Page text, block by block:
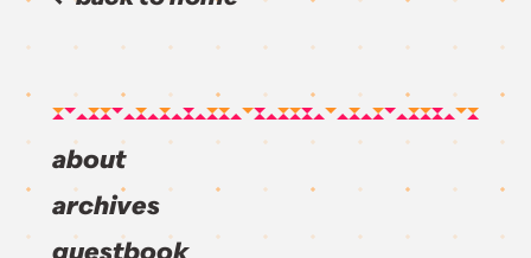
about
archives